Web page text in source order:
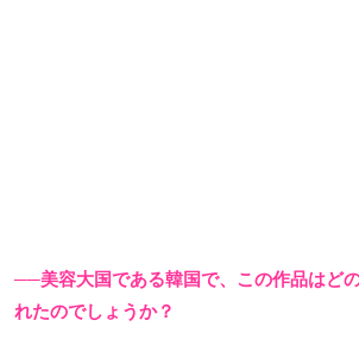
──美容大国である韓国で、この作品はど
れたのでしょうか？